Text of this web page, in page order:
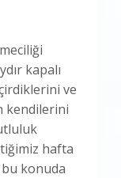
kapalı
ve
kendilerini
hafta
bu konuda